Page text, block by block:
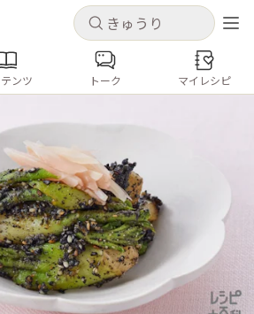
キャンセル
するとレシピを保存できます
新規登録
キャンセル
コンテンツ
ピ
なす トマト
とうもろこし
みょうが ゴーヤ
ンツ トーク マイレシピ